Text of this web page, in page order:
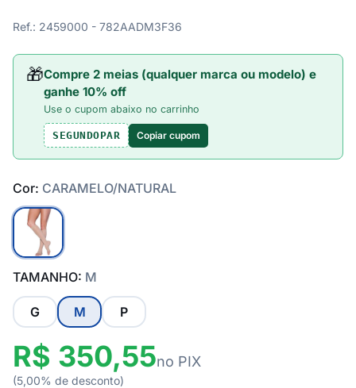
Ref.: 2459000 - 782AADM3F36
🎁Compre 2 meias (qualquer marca ou modelo) e
ganhe 10% off
Use o cupom abaixo no carrinho
SEGUNDOPAR Copiar cupom
Cor: CARAMELO/NATURAL
TAMANHO: M
G M P
R$ 350,55no PIX
(5,00% de desconto)